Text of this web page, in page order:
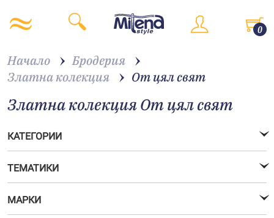
0
Начало
Бродерия
Златна колекция
От цял свят
Златна колекция От цял свят
КАТЕГОРИИ
ТЕМАТИКИ
МАРКИ